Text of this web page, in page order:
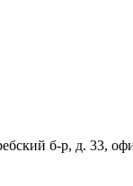
б-р, д. 33,